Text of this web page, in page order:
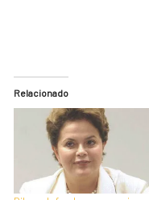
Relacionado